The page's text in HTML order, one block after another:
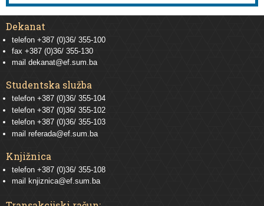
Dekanat
telefon +387 (0)36/ 355-100
fax +387 (0)36/ 355-130
mail dekanat@ef.sum.ba
Studentska služba
telefon +387 (0)36/ 355-104
telefon +387 (0)36/ 355-102
telefon +387 (0)36/ 355-103
mail referada@ef.sum.ba
Knjižnica
telefon +387 (0)36/ 355-108
mail
knjiznica@ef.sum.ba